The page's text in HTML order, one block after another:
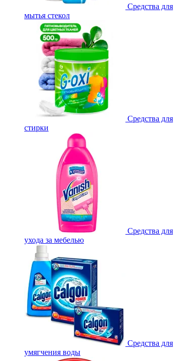
Средства для
мытья стекол
Средства для
стирки
Средства для
ухода за мебелью
Средства для
умягчения воды